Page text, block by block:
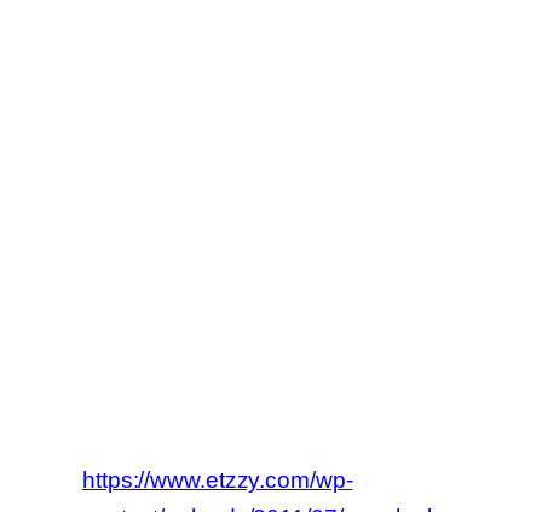
https://www.etzzy.com/wp-